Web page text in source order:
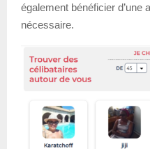
également bénéficier
nécessaire.